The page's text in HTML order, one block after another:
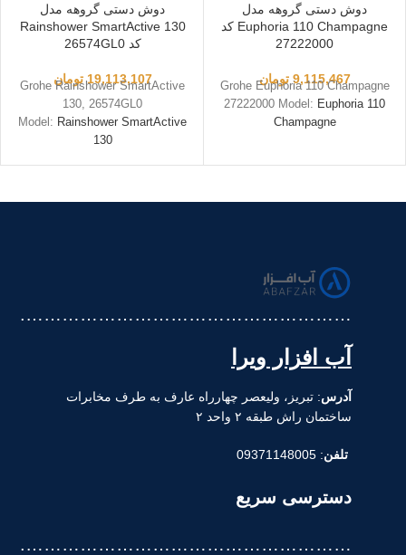
دوش دستی گروهه مدل
Euphoria 110 Champagne کد
27222000
9,115,467 تومان
Grohe Euphoria 110 Champagne
27222000 Model: Euphoria 110
Champagne
دوش دستی گروهه مدل
Rainshower SmartActive 130
کد 26574GL0
19,113,107 تومان
Grohe Rainshower SmartActive
130, 26574GL0
Model: Rainshower SmartActive
130
……………………………………………….
آب افزار ویرا
آدرس: تبریز، ولیعصر چهارراه عارف به طرف مخابرات
ساختمان راش طبقه ۲ واحد ۲
تلفن: 09371148005
دسترسی سریع
……………………………………………….